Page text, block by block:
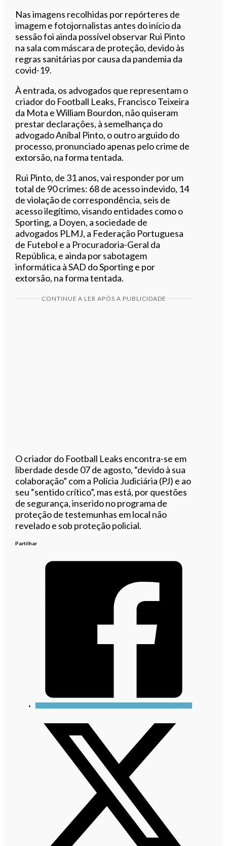
Nas imagens recolhidas por repórteres de
imagem e fotojornalistas antes do início da
sessão foi ainda possível observar Rui Pinto
na sala com máscara de proteção, devido às
regras sanitárias por causa da pandemia da
covid-19.
À entrada, os advogados que representam o
criador do Football Leaks, Francisco Teixeira
da Mota e William Bourdon, não quiseram
prestar declarações, à semelhança do
advogado Aníbal Pinto, o outro arguido do
processo, pronunciado apenas pelo crime de
extorsão, na forma tentada.
Rui Pinto, de 31 anos, vai responder por um
total de 90 crimes: 68 de acesso indevido, 14
de violação de correspondência, seis de
acesso ilegítimo, visando entidades como o
Sporting, a Doyen, a sociedade de
advogados PLMJ, a Federação Portuguesa
de Futebol e a Procuradoria-Geral da
República, e ainda por sabotagem
informática à SAD do Sporting e por
extorsão, na forma tentada.
CONTINUE A LER APÓS A PUBLICIDADE
O criador do Football Leaks encontra-se em
liberdade desde 07 de agosto, “devido à sua
colaboração” com a Polícia Judiciária (PJ) e ao
seu “sentido crítico”, mas está, por questões
de segurança, inserido no programa de
proteção de testemunhas em local não
revelado e sob proteção policial.
Partilhar